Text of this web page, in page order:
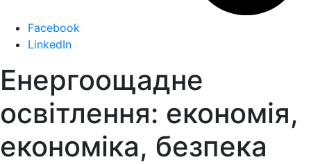
Facebook
LinkedIn
Енергоощадне
освітлення: економія,
економіка, безпека